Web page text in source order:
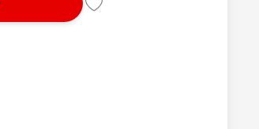
Çeşitli Peluşlar